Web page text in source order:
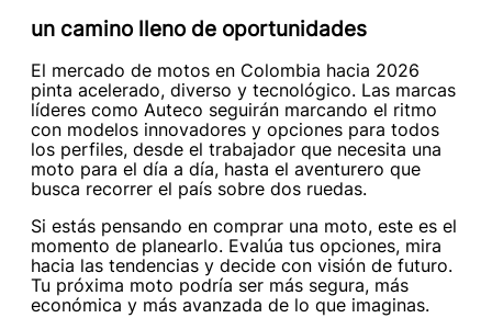
un camino lleno de oportunidades
El mercado de motos en Colombia hacia 2026
pinta acelerado, diverso y tecnológico. Las marcas
líderes como Auteco seguirán marcando el ritmo
con modelos innovadores y opciones para todos
los perfiles, desde el trabajador que necesita una
moto para el día a día, hasta el aventurero que
busca recorrer el país sobre dos ruedas.
Si estás pensando en comprar una moto, este es el
momento de planearlo. Evalúa tus opciones, mira
hacia las tendencias y decide con visión de futuro.
Tu próxima moto podría ser más segura, más
económica y más avanzada de lo que imaginas.